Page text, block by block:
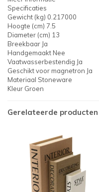
Specificaties
Gewicht (kg) 0.217000
Hoogte (cm) 7.5
Diameter (cm) 13
Breekbaar Ja
Handgemaakt Nee
Vaatwasserbestendig Ja
Geschikt voor magnetron Ja
Materiaal Stoneware
Kleur Groen
Gerelateerde producten